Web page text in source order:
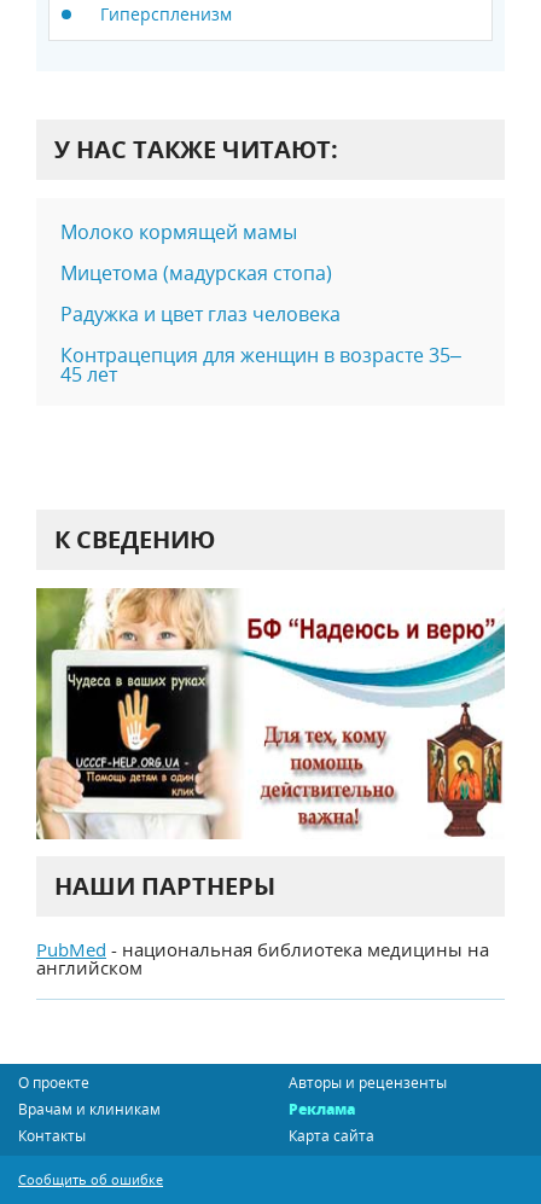
Гиперспленизм
У НАС ТАКЖЕ ЧИТАЮТ:
Молоко кормящей мамы
Мицетома (мадурская стопа)
Радужка и цвет глаз человека
Контрацепция для женщин в возрасте 35–
45 лет
К СВЕДЕНИЮ
НАШИ ПАРТНЕРЫ
PubMed - национальная библиотека медицины на
английском
О проекте
Авторы и рецензенты
Врачам и клиникам
Реклама
Контакты
Карта сайта
Сообщить об ошибке